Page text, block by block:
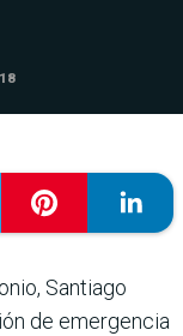
Santiago
de emergencia